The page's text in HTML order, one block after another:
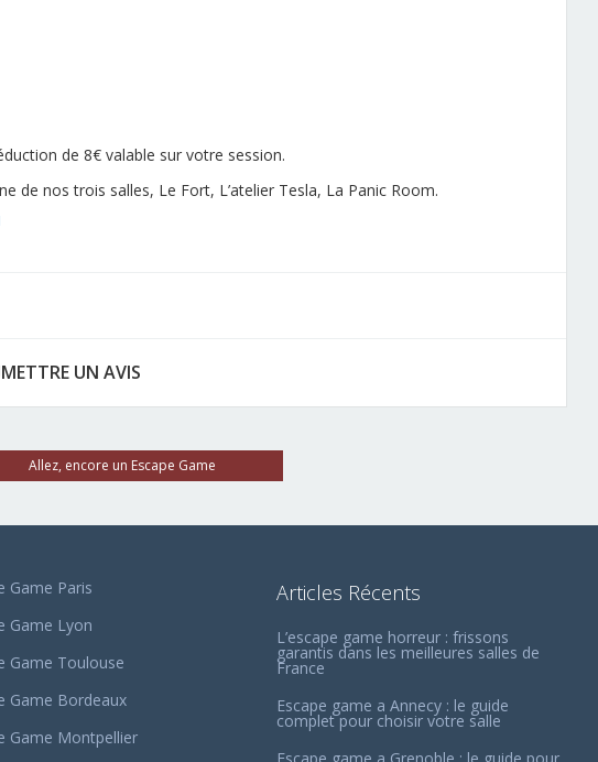
de 8€ valable sur votre session.
de nos trois salles, Le Fort, L’atelier Tesla, La Panic Room.
UN AVIS
Allez, encore un Escape Game
Game Paris
Game Lyon
Game Toulouse
Game Bordeaux
Game Montpellier
Articles Récents
L’escape game horreur : frissons
garantis dans les meilleures salles de
France
Escape game a Annecy : le guide
complet pour choisir votre salle